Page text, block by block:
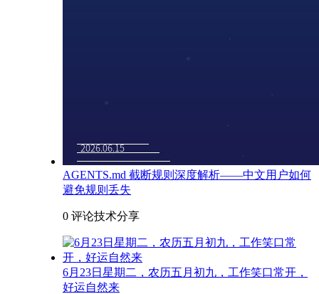
AGENTS.md 截断规则深度解析——中文用户如何
避免规则丢失
0 评论技术分享
6月23日星期二，农历五月初九，工作笑口常开，
好运自然来